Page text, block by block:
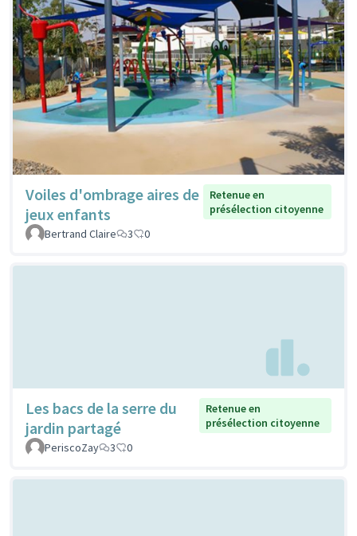
Voiles d'ombrage aires de
jeux enfants
Retenue en
présélection citoyenne
Bertrand Claire
3 0
Les bacs de la serre du
jardin partagé
Retenue en
présélection citoyenne
PeriscoZay
3 0